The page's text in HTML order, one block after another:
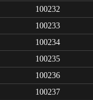
100232
100233
100234
100235
100236
100237